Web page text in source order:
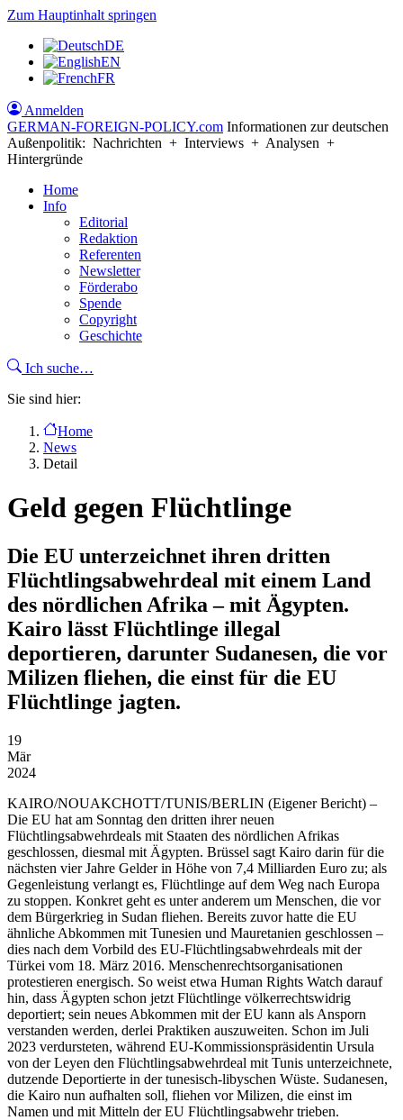
Zum Hauptinhalt springen
DE
EN
FR
Anmelden
GERMAN-FOREIGN-POLICY.com Informationen zur deutschen
Außenpolitik: Nachrichten + Interviews + Analysen +
Hintergründe
Home
Info
Editorial
Redaktion
Referenten
Newsletter
Förderabo
Spende
Copyright
Geschichte
Ich suche…
Sie sind hier:
Home
News
Detail
Geld gegen Flüchtlinge
Die EU unterzeichnet ihren dritten
Flüchtlingsabwehrdeal mit einem Land
des nördlichen Afrika – mit Ägypten.
Kairo lässt Flüchtlinge illegal
deportieren, darunter Sudanesen, die vor
Milizen fliehen, die einst für die EU
Flüchtlinge jagten.
19
Mär
2024
KAIRO/NOUAKCHOTT/TUNIS/BERLIN (Eigener Bericht) –
Die EU hat am Sonntag den dritten ihrer neuen
Flüchtlingsabwehrdeals mit Staaten des nördlichen Afrikas
geschlossen, diesmal mit Ägypten. Brüssel sagt Kairo darin für die
nächsten vier Jahre Gelder in Höhe von 7,4 Milliarden Euro zu; als
Gegenleistung verlangt es, Flüchtlinge auf dem Weg nach Europa
zu stoppen. Konkret geht es unter anderem um Menschen, die vor
dem Bürgerkrieg in Sudan fliehen. Bereits zuvor hatte die EU
ähnliche Abkommen mit Tunesien und Mauretanien geschlossen –
dies nach dem Vorbild des EU-Flüchtlingsabwehrdeals mit der
Türkei vom 18. März 2016. Menschenrechtsorganisationen
protestieren energisch. So weist etwa Human Rights Watch darauf
hin, dass Ägypten schon jetzt Flüchtlinge völkerrechtswidrig
deportiert; sein neues Abkommen mit der EU kann als Ansporn
verstanden werden, derlei Praktiken auszuweiten. Schon im Juli
2023 verdursteten, während EU-Kommissionspräsidentin Ursula
von der Leyen den Flüchtlingsabwehrdeal mit Tunis unterzeichnete,
dutzende Deportierte in der tunesisch-libyschen Wüste. Sudanesen,
die Kairo nun aufhalten soll, fliehen vor Milizen, die einst im
Namen und mit Mitteln der EU Flüchtlingsabwehr trieben.